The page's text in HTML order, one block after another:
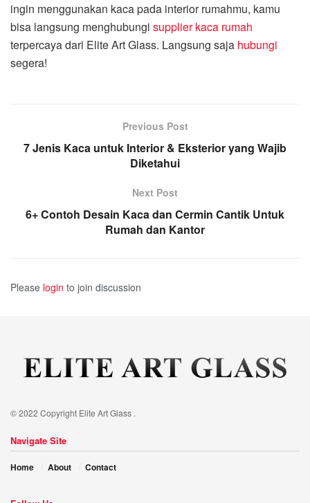
ingin menggunakan kaca pada interior rumahmu, kamu
bisa langsung menghubungi supplier kaca rumah
terpercaya dari Elite Art Glass. Langsung saja hubungi
segera!
Previous Post
7 Jenis Kaca untuk Interior & Eksterior yang Wajib
Diketahui
Next Post
6+ Contoh Desain Kaca dan Cermin Cantik Untuk
Rumah dan Kantor
Please login to join discussion
© 2022 Copyright Elite Art Glass .
Navigate Site
Home About Contact